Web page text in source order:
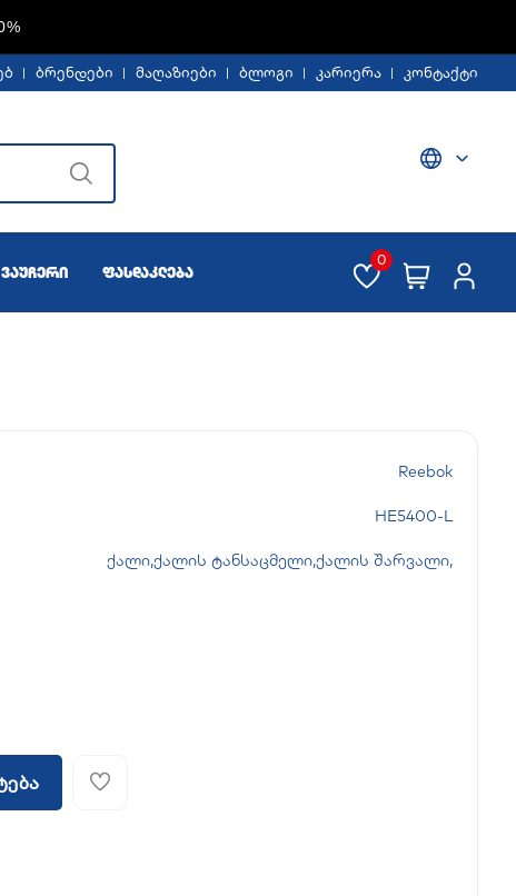
-30%
ბრენდები მაღაზიები ბლოგი კარიერა კონტაქტი
ფასდაკლება
0
Reebok
HE5400-L
ქალი,ქალის ტანსაცმელი,ქალის შარვალი,